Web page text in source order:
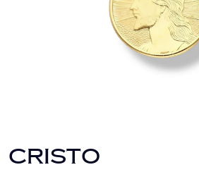
CRISTO